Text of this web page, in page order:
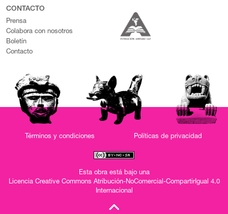
CONTACTO
Prensa
Colabora con nosotros
Boletín
Contacto
Términos y condiciones Políticas de privacidad
Esta obra está bajo una
Licencia Creative Commons Atribución-NoComercial-CompartirIgual 4.0
Internacional